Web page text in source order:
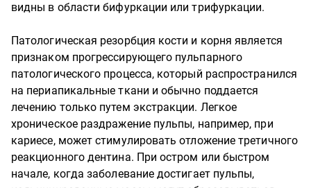
видны в области бифуркации или трифуркации.
Патологическая резорбция кости и корня является
признаком прогрессирующего пульпарного
патологического процесса, который распространился
на периапикальные ткани и обычно поддается
лечению только путем экстракции. Легкое
хроническое раздражение пульпы, например, при
кариесе, может стимулировать отложение третичного
реакционного дентина. При остром или быстром
начале, когда заболевание достигает пульпы,